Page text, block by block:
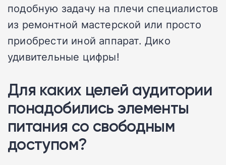
подобную задачу на плечи специалистов
из ремонтной мастерской или просто
приобрести иной аппарат. Дико
удивительные цифры!
Для каких целей аудитории
понадобились элементы
питания со свободным
доступом?